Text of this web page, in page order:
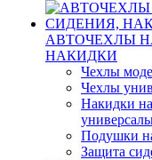
АВТОЧЕХЛЫ
НАКИДКИ
Чехлы
Чехлы
Накидки
Подушки
Защита